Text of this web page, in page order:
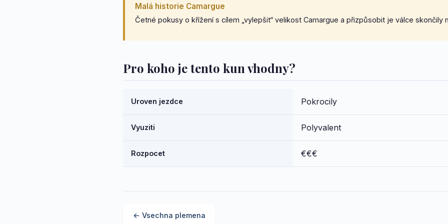
Malá historie Camargue
Četné pokusy o křížení s cílem „vylepšit“ velikost Camargue a přizpůsobit je válce skončily
Pro koho je tento kun vhodny?
Uroven jezdce Pokrocily
Vyuziti Polyvalent
Rozpocet €€€
← Vsechna plemena